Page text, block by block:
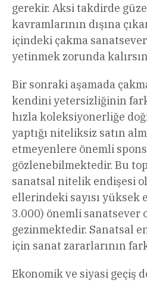
gerekir. Aksi takdirde
kavramlarının dışına
içindeki çakma
yetinmek zorunda
Bir sonraki aşamada
kendini yetersizliğinin
hızla koleksiyonerliğe
yaptığı niteliksiz satın
etmeyenlere önemli
gözlenebilmektedir. Bu
sanatsal nitelik endişesi
ellerindeki sayısı yüksek
3.000) önemli sanatsever
gezinmektedir. Sanatsal
için sanat zararlarının
Ekonomik ve siyasi geçiş